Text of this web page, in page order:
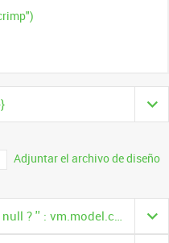
Adjuntar el archivo de diseño
: vm.model.color.name }}